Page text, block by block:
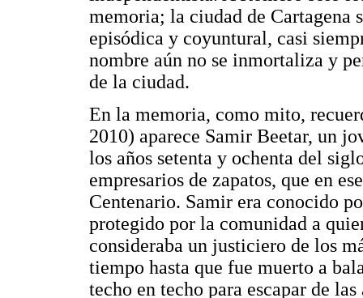
memoria; la ciudad de Cartagena
episódica y coyuntural, casi
nombre aún no se inmortaliza y
de la ciudad.
En la memoria, como mito,
2010) aparece Samir Beetar, un
los años setenta y ochenta del
empresarios de zapatos, que en
Centenario. Samir era conocido
protegido por la comunidad a
consideraba un justiciero de los
tiempo hasta que fue muerto a
techo en techo para escapar de